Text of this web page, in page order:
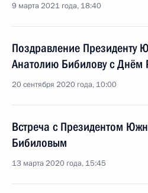
9 марта 2021 года, 18:40
Поздравление Президенту
Анатолию Бибилову с Днём
20 сентября 2020 года, 10:00
Встреча с Президентом
Бибиловым
13 марта 2020 года, 15:45